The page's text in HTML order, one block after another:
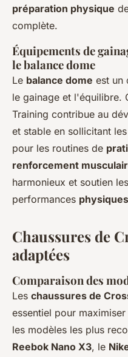
préparation physique
complète.
Équipements de
le balance dome
Le balance dome est un
le gainage et l'équilibre.
Training contribue au
et stable en sollicitant
pour les routines de
renforcement
harmonieux et soutien
performances physiques
Chaussures de
adaptées
Comparaison des
Les chaussures de
essentiel pour
les modèles les plus
Reebok Nano X3, le